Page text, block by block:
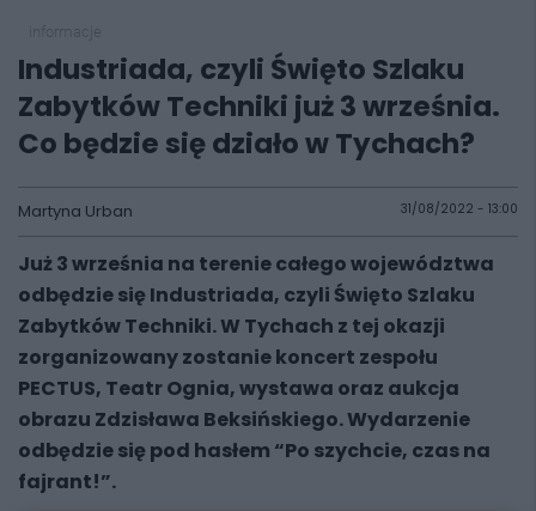
Industriada, czyli Święto Szlaku
Zabytków Techniki już 3 września.
Co będzie się działo w Tychach?
Martyna Urban 31/08/2022 - 13:00
Już 3 września na terenie całego województwa
odbędzie się Industriada, czyli Święto Szlaku
Zabytków Techniki. W Tychach z tej okazji
zorganizowany zostanie koncert zespołu
PECTUS, Teatr Ognia, wystawa oraz aukcja
obrazu Zdzisława Beksińskiego. Wydarzenie
odbędzie się pod hasłem “Po szychcie, czas na
fajrant!”.